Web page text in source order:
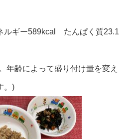
ルギー589kcal たんぱく質23.1
年齢によって盛り付け量を変え
。)